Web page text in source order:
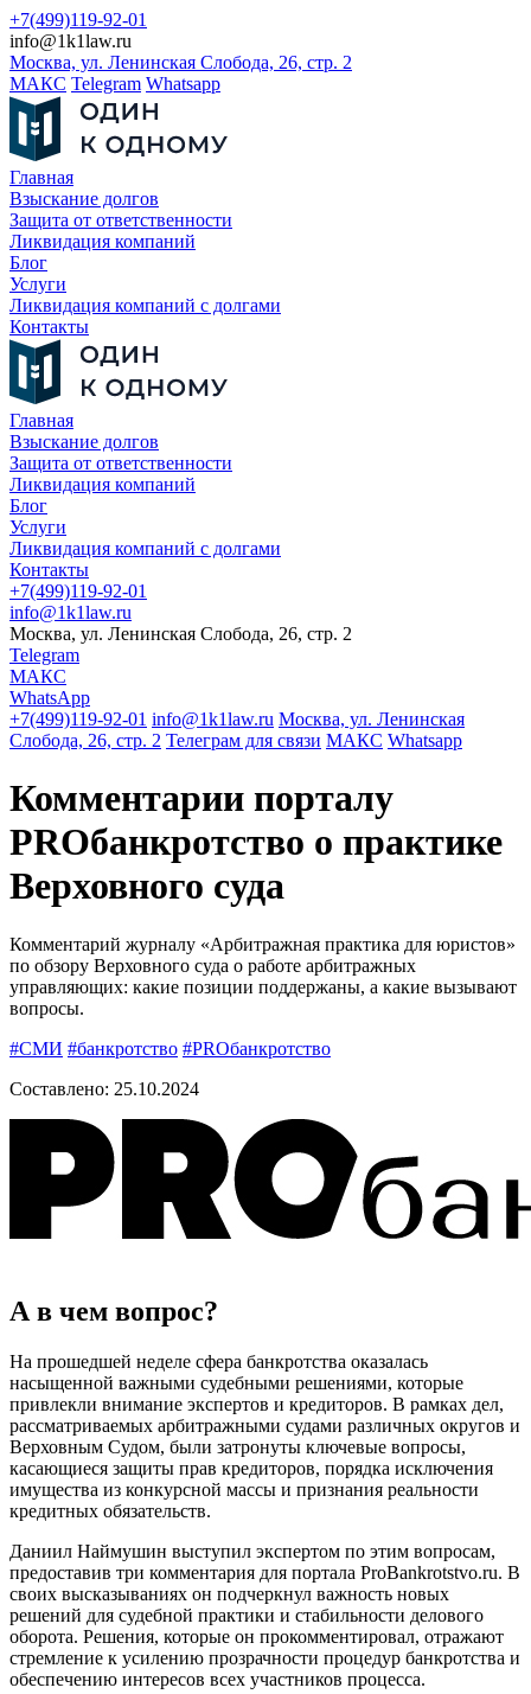
+7(499)119-92-01
info@1k1law.ru
Москва, ул. Ленинская Слобода, 26, стр. 2
МАКС Telegram Whatsapp
Главная
Взыскание долгов
Защита от ответственности
Ликвидация компаний
Блог
Услуги
Ликвидация компаний с долгами
Контакты
Главная
Взыскание долгов
Защита от ответственности
Ликвидация компаний
Блог
Услуги
Ликвидация компаний с долгами
Контакты
+7(499)119-92-01
info@1k1law.ru
Москва, ул. Ленинская Слобода, 26, стр. 2
Telegram
МАКС
WhatsApp
+7(499)119-92-01 info@1k1law.ru Москва, ул. Ленинская
Слобода, 26, стр. 2 Телеграм для связи МАКС Whatsapp
Комментарии порталу
PROбанкротство о практике
Верховного суда
Комментарий журналу «Арбитражная практика для юристов»
по обзору Верховного суда о работе арбитражных
управляющих: какие позиции поддержаны, а какие вызывают
вопросы.
#СМИ #банкротство #PROбанкротство
Составлено: 25.10.2024
А в чем вопрос?
На прошедшей неделе сфера банкротства оказалась
насыщенной важными судебными решениями, которые
привлекли внимание экспертов и кредиторов. В рамках дел,
рассматриваемых арбитражными судами различных округов и
Верховным Судом, были затронуты ключевые вопросы,
касающиеся защиты прав кредиторов, порядка исключения
имущества из конкурсной массы и признания реальности
кредитных обязательств.
Даниил Наймушин выступил экспертом по этим вопросам,
предоставив три комментария для портала ProBankrotstvo.ru. В
своих высказываниях он подчеркнул важность новых
решений для судебной практики и стабильности делового
оборота. Решения, которые он прокомментировал, отражают
стремление к усилению прозрачности процедур банкротства и
обеспечению интересов всех участников процесса.